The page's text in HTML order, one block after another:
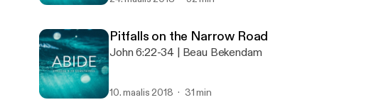
Pitfalls on the Narrow Road
John 6:22-34 | Beau Bekendam
10. maalis 2018 31 min